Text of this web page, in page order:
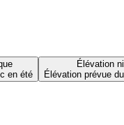
en été
Élévation
Élévation prévue